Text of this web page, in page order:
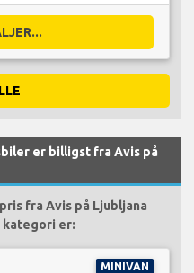
er billigst fra Avis på
fra Avis på Ljubljana
er:
MINIVAN